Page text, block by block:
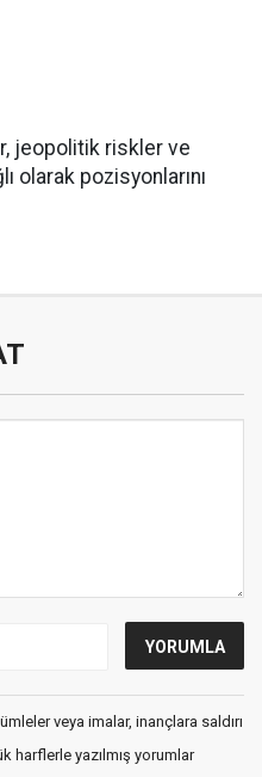
jeopolitik riskler ve
olarak pozisyonlarını
veya imalar, inançlara saldırı
harflerle yazılmış yorumlar